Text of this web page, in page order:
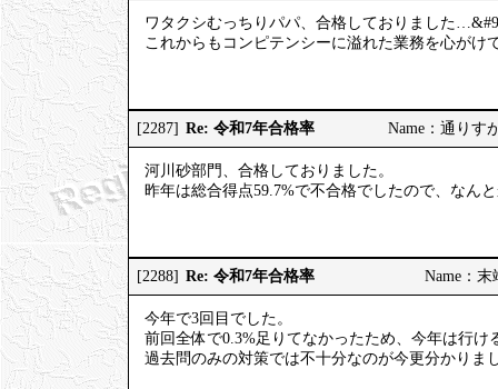
ワタクシむっちりパパ、合格しておりました
これからもコンピテンシーに溢れた業務を心がけ
[2287] Re: 令和7年合格率 Name：通りす
河川砂部門、合格しておりました。
昨年は総合得点59.7%で不合格でしたので、なん
[2288] Re: 令和7年合格率 Name：
今年で3回目でした。
前回全体で0.3%足りてなかったため、今年は行
過去問のみの対策では不十分なのが今更分かりま